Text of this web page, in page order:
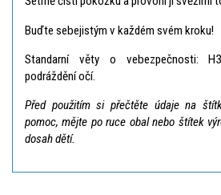
Buďte sebejistým v každém svém kroku!
Standarní věty o vebezpečnosti:
podráždění očí.
Před použitím si přečtěte údaje na
pomoc, mějte po ruce obal nebo štítek
dosah dětí.